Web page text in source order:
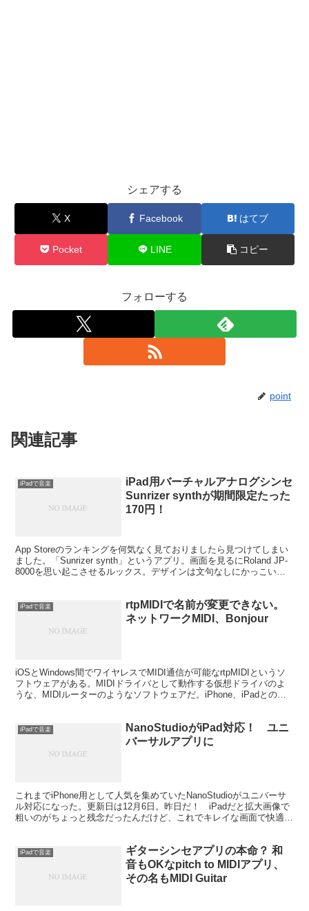
シェアする
X Facebook はてブ
Pocket LINE コピー
フォローする
point
関連記事
iPadで音楽
iPad用バーチャルアナログシンセ
Sunrizer synthが期間限定たった
170円！
App Storeのランキングを何気なく見ておりましたら見つけてしまい
ました。「Sunrizer synth」というアプリ。画面を見るにRoland JP-
8000を思い起こさせるルックス。デザインは文句なしにかっこい
iPadで音楽
rtpMIDIで名前が変更できない。
ネットワークMIDI、Bonjour
iOSとWindows間でワイヤレスでMIDI通信が可能なrtpMIDIというソ
フトウェアがある。MIDIドライバとして動作する仮想ドライバのよ
うな、MIDIルーターのようなソフトウェアだ。iPhone、iPadとの
iPadで音楽
NanoStudioがiPad対応！ ユニ
バーサルアプリに
これまでiPhone用として人気を集めていたNanoStudioがユニバーサ
ル対応になった。更新日は12月6日。昨日だ！ iPadだと拡大画像で
粗いのがちょっと残念だったんだけど、これでキレイな画面で快適に
iPadで音楽
ギターシンセアプリの本命？ 和
音もOKなpitch to MIDIアプリ、
その名もMIDI Guitar